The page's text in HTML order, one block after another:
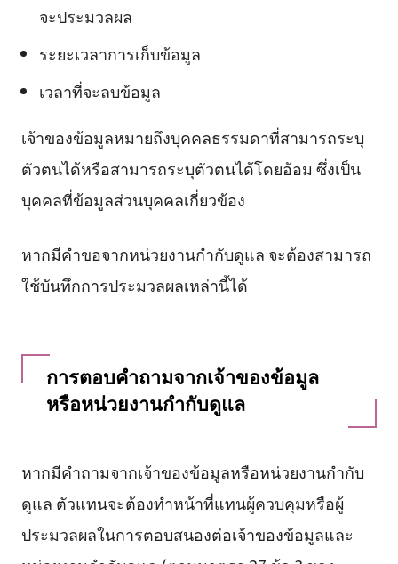
จะประมวลผล
ระยะเวลาการเก็บข้อมูล
เวลาที่จะลบข้อมูล
เจ้าของข้อมูลหมายถึงบุคคลธรรมดาที่สามารถระบุ
ตัวตนได้หรือสามารถระบุตัวตนได้โดยอ้อม ซึ่งเป็น
บุคคลที่ข้อมูลส่วนบุคคลเกี่ยวข้อง
หากมีคำขอจากหน่วยงานกำกับดูแล จะต้องสามารถ
ใช้บันทึกการประมวลผลเหล่านี้ได้
การตอบคำถามจากเจ้าของข้อมูล
หรือหน่วยงานกำกับดูแล
หากมีคำถามจากเจ้าของข้อมูลหรือหน่วยงานกำกับ
ดูแล ตัวแทนจะต้องทำหน้าที่แทนผู้ควบคุมหรือผู้
ประมวลผลในการตอบสนองต่อเจ้าของข้อมูลและ